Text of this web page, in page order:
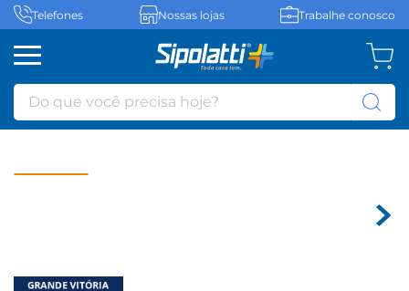
Telefones Nossas lojas Trabalhe conosco
Do que você precisa hoje?